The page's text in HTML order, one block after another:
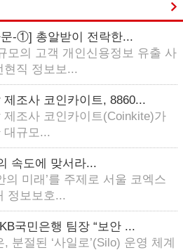
-①] 총알받이 전락한...
모의 고객 개인신용정보 유출 사
현직 정보보...
조사 코인카이트, 8860...
조사 코인카이트(Coinkite)가
대규모...
속도에 맞서라...
의 미래’를 주제로 서울 코엑스
정보보호...
국민은행 팀장 “보안 ...
분절된 ‘사일로’(Silo) 운영 체계